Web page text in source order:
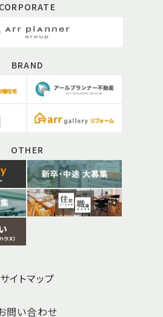
CORPORATE
BRAND
OTHER
サイトマップ
問い合わせ